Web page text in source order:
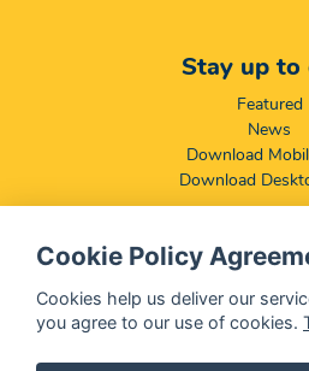
Stay up to
Featured
News
Download
Download
Compliance &
BCCSA: Code of
Terms &
Cookie Policy
Cookies help us deliver our
you agree to our use of cookies.